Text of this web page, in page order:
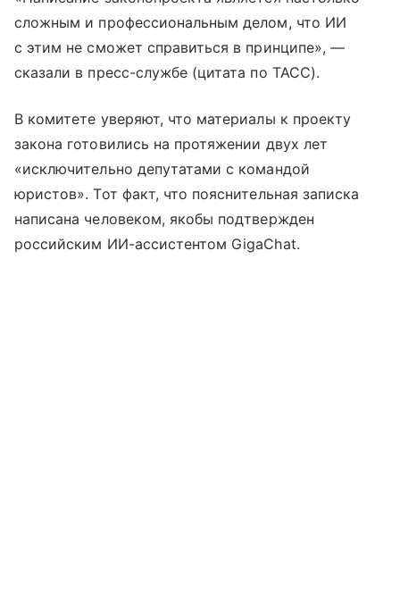
сложным и профессиональным делом, что ИИ
с этим не сможет справиться в принципе», —
сказали в пресс-службе (цитата по ТАСС).
В комитете уверяют, что материалы к проекту
закона готовились на протяжении двух лет
«исключительно депутатами с командой
юристов». Тот факт, что пояснительная записка
написана человеком, якобы подтвержден
российским ИИ-ассистентом GigaChat.